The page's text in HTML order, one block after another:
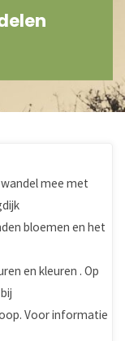
mee met
bloemen en het
en kleuren . Op
Voor informatie